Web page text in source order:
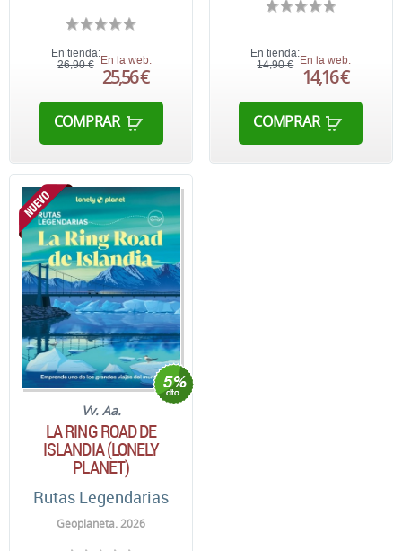
En tienda:
26,90 € En la web:
25,56 €
COMPRAR
En tienda:
14,90 € En la web:
14,16 €
COMPRAR
Vv. Aa.
LA RING ROAD DE
ISLANDIA (LONELY
PLANET)
Rutas Legendarias
Geoplaneta. 2026